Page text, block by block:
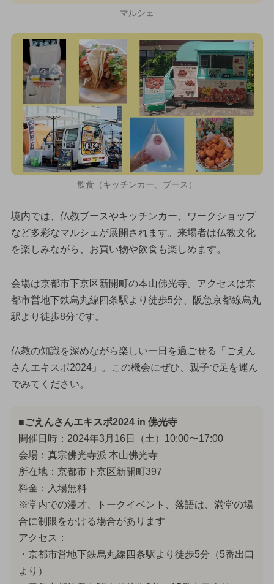
マルシェ
飲食（キッチンカー、ブース）
境内では、仏教ブースやキッチンカー、ワークショップ
など多彩なマルシェが展開されます。来場者は仏教文化
を楽しみながら、お買い物や飲食も楽しめます。
会場は京都市下京区新開町の本山佛光寺。アクセスは京
都市営地下鉄烏丸線四条駅より徒歩5分、阪急京都線烏丸
駅より徒歩8分です。
仏教の知識を深めながら楽しい一日を過ごせる「ごえん
さんエキスポ2024」。この機会にぜひ、親子で足を運ん
でみてください。
■ごえんさんエキスポ2024 in 佛光寺
開催日時：2024年3月16日（土）10:00〜17:00
会場：真宗佛光寺派 本山佛光寺
所在地：京都市下京区新開町397
料金：入場無料
※堂内での漫才、トークイベント、落語は、満堂の場
合に制限をかける場合があります
アクセス：
・京都市営地下鉄烏丸線四条駅より徒歩5分（5番出口
より）